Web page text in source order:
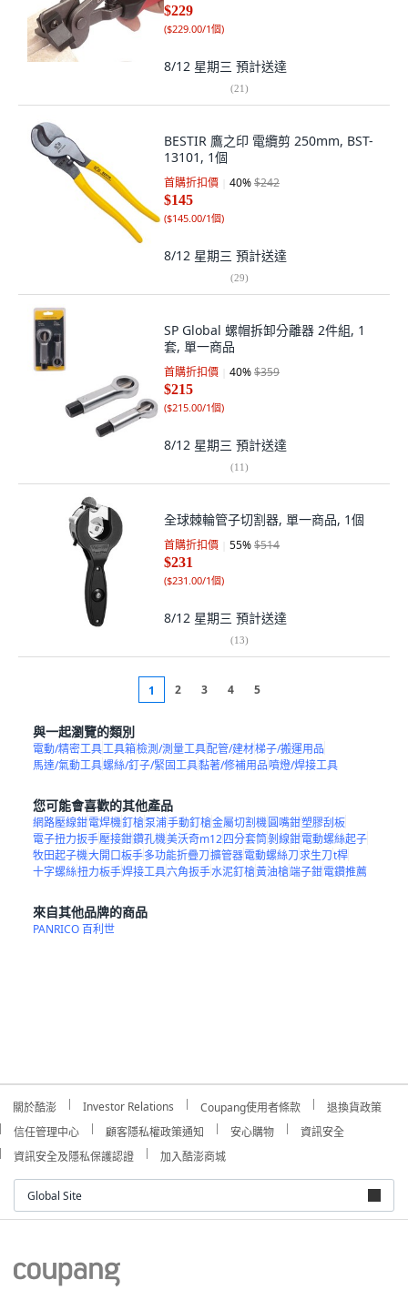
$229
($229.00/1個)
8/12 星期三 預計送達
(21)
BESTIR 鷹之印 電纜剪 250mm, BST-
13101, 1個
首購折扣價 40%$242
$145
($145.00/1個)
8/12 星期三 預計送達
(29)
SP Global 螺帽拆卸分離器 2件組, 1
套, 單一商品
首購折扣價 40%$359
$215
($215.00/1個)
8/12 星期三 預計送達
(11)
全球棘輪管子切割器, 單一商品, 1個
首購折扣價 55%$514
$231
($231.00/1個)
8/12 星期三 預計送達
(13)
1 2 3 4 5
與一起瀏覽的類別
電動/精密工具工具箱檢測/測量工具配管/建材梯子/搬運用品
馬達/氣動工具螺絲/釘子/緊固工具黏著/修補用品噴燈/焊接工具
您可能會喜歡的其他產品
網路壓線鉗電焊機釘槍泵浦手動釘槍金屬切割機圓嘴鉗塑膠刮板
電子扭力扳手壓接鉗鑽孔機美沃奇m12四分套筒剝線鉗電動螺絲起子
牧田起子機大開口板手多功能折疊刀擴管器電動螺絲刀求生刀t桿
十字螺絲扭力板手焊接工具六角扳手水泥釘槍黃油槍端子鉗電鑽推薦
來自其他品牌的商品
PANRICO 百利世
關於酷澎 Investor Relations Coupang使用者條款
退換貨政策
信任管理中心
顧客隱私權政策通知 安心購物
資訊安全
資訊安全及隱私保護認證
加入酷澎商城
Global Site